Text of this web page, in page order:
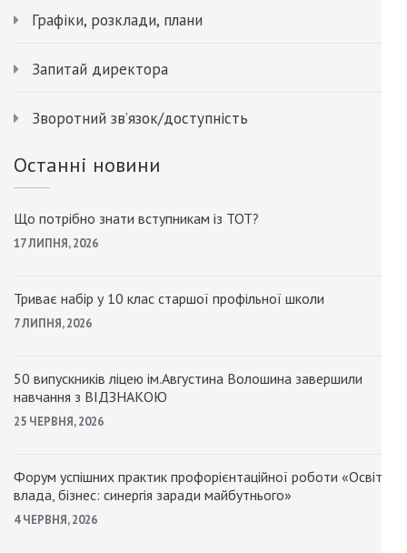
Графіки, розклади, плани
Запитай директора
Зворотний зв’язок/доступність
Останні новини
Що потрібно знати вступникам із ТОТ?
17 ЛИПНЯ, 2026
Триває набір у 10 клас старшої профільної школи
7 ЛИПНЯ, 2026
50 випускників ліцею ім.Августина Волошина завершили
навчання з ВІДЗНАКОЮ
25 ЧЕРВНЯ, 2026
Форум успішних практик профорієнтаційної роботи «Освіта,
влада, бізнес: синергія заради майбутнього»
4 ЧЕРВНЯ, 2026